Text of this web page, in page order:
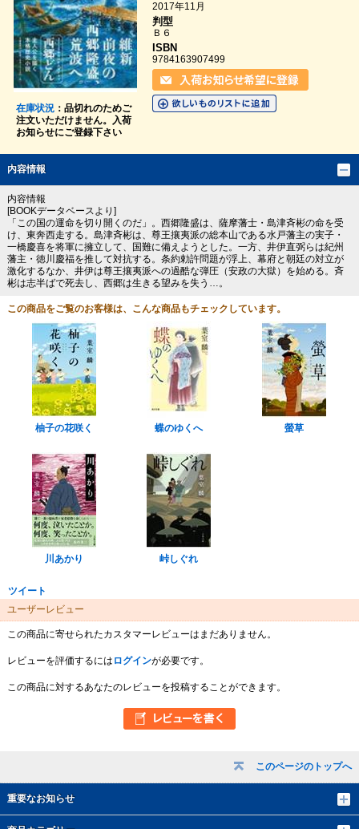
このページのトップへ
重要なお知らせ
在庫状況：品切れのためご
注文いただけません。入荷
お知らせにご登録下さい
2017年11月
判型
Ｂ６
ISBN
9784163907499
内容情報
内容情報
[BOOKデータベースより]
「この国の運命を切り開くのだ」。西郷隆盛は、薩摩藩士・島津斉彬の命を受
け、東奔西走する。島津斉彬は、尊王攘夷派の総本山である水戸藩主の実子・
一橋慶喜を将軍に擁立して、国難に備えようとした。一方、井伊直弼らは紀州
藩主・徳川慶福を推して対抗する。条約勅許問題が浮上、幕府と朝廷の対立が
激化するなか、井伊は尊王攘夷派への過酷な弾圧（安政の大獄）を始める。斉
彬は志半ばで死去し、西郷は生きる望みを失う…。
この商品をご覧のお客様は、こんな商品もチェックしています。
柚子の花咲く 蝶のゆくへ 螢草
川あかり 峠しぐれ
ツイート
ユーザーレビュー
この商品に寄せられたカスタマーレビューはまだありません。
レビューを評価するには ログインが必要です。
この商品に対するあなたのレビューを投稿することができます。